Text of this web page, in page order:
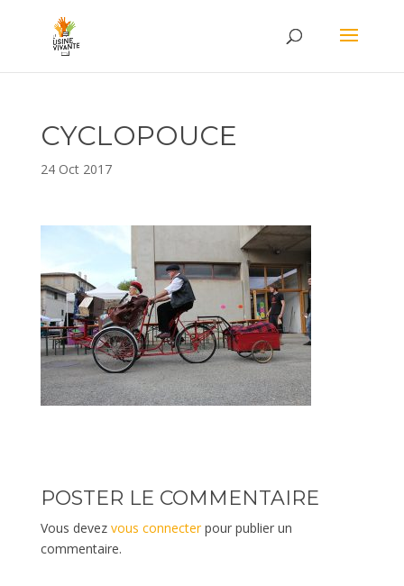
CYCLOPOUCE
24 Oct 2017
POSTER LE COMMENTAIRE
Vous devez vous connecterpour publier un
commentaire.